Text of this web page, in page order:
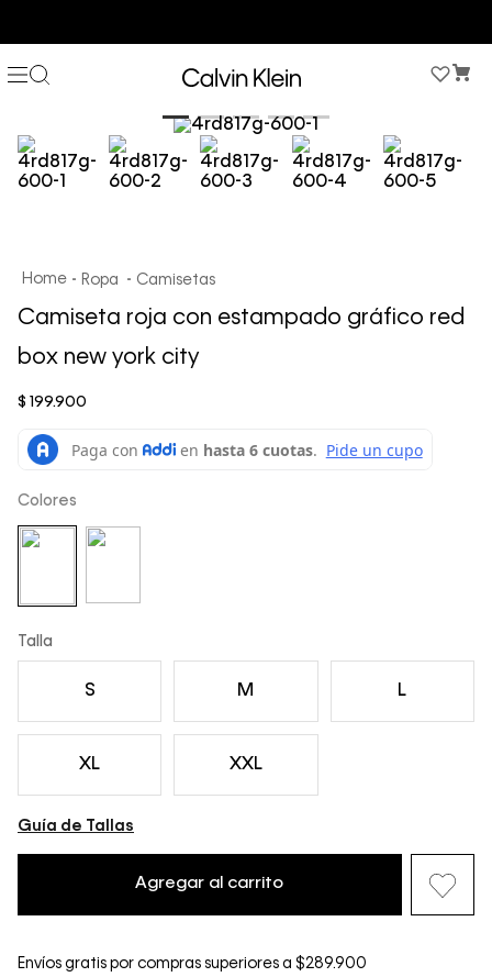
Ropa Camisetas
Camiseta roja con estampado gráfico red
box new york city
$ 199.900
Colores
Talla
S M L
XL XXL
Guía de Tallas
Agregar al carrito
Envíos gratis por compras superiores a $289.900